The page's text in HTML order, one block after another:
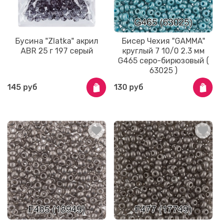
Бусина "Zlatka" акрил
ABR 25 г 197 серый
145 руб
Бисер Чехия "GAMMA"
круглый 7 10/0 2.3 мм
G465 серо-бирюзовый (
63025 )
130 руб